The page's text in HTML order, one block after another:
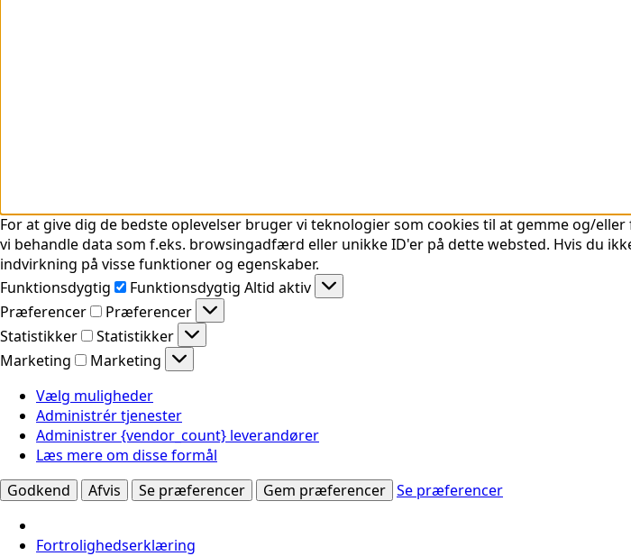
For at give dig de bedste oplevelser bruger vi teknologier som cookies til at gemme og/
vi behandle data som f.eks. browsingadfærd eller unikke ID'er på dette websted. Hvis du
indvirkning på visse funktioner og egenskaber.
Funktionsdygtig
Funktionsdygtig Altid aktiv
Præferencer
Præferencer
Statistikker
Statistikker
Marketing
Marketing
Vælg muligheder
Administrér tjenester
Administrer {vendor_count} leverandører
Læs mere om disse formål
Godkend
Afvis Se præferencer Gem præferencer Se præferencer
Fortrolighedserklæring